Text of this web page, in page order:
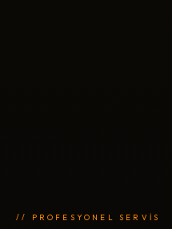
// PROFESYONEL SERVİS